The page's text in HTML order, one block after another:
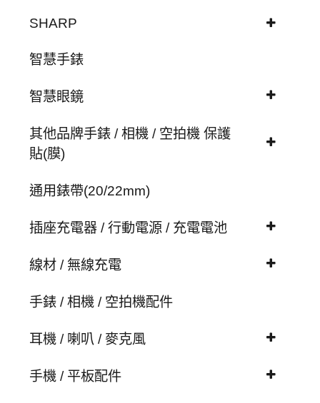
SHARP
智慧手錶
智慧眼鏡
其他品牌手錶 / 相機 / 空拍機 保護
貼(膜)
通用錶帶(20/22mm)
插座充電器 / 行動電源 / 充電電池
線材 / 無線充電
手錶 / 相機 / 空拍機配件
耳機 / 喇叭 / 麥克風
手機 / 平板配件